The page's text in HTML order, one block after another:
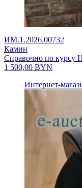
ИМ.1.2026.00732
Камин
Справочно по курсу
1 500,00 BYN
Интернет-